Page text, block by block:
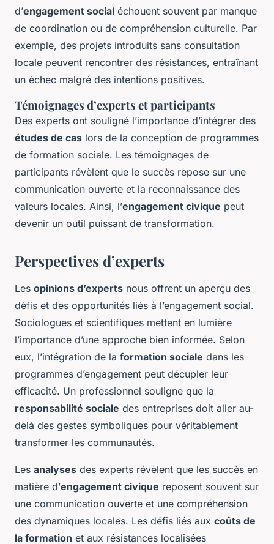
d’engagement social échouent souvent par manque
de coordination ou de compréhension culturelle. Par
exemple, des projets introduits sans consultation
locale peuvent rencontrer des résistances, entraînant
un échec malgré des intentions positives.
Témoignages d’experts et participants
Des experts ont souligné l’importance d’intégrer des
études de cas lors de la conception de programmes
de formation sociale. Les témoignages de
participants révèlent que le succès repose sur une
communication ouverte et la reconnaissance des
valeurs locales. Ainsi, l’engagement civique peut
devenir un outil puissant de transformation.
Perspectives d’experts
Les opinions d’experts nous offrent un aperçu des
défis et des opportunités liés à l’engagement social.
Sociologues et scientifiques mettent en lumière
l’importance d’une approche bien informée. Selon
eux, l’intégration de la formation sociale dans les
programmes d’engagement peut décupler leur
efficacité. Un professionnel souligne que la
responsabilité sociale des entreprises doit aller au-
delà des gestes symboliques pour véritablement
transformer les communautés.
Les analyses des experts révèlent que les succès en
matière d’engagement civique reposent souvent sur
une communication ouverte et une compréhension
des dynamiques locales. Les défis liés aux coûts de
la formation et aux résistances localisées